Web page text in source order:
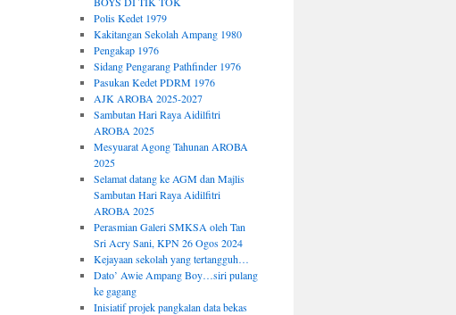
Polis Kedet 1979
Kakitangan Sekolah Ampang 1980
Pengakap 1976
Sidang Pengarang Pathfinder 1976
Pasukan Kedet PDRM 1976
AJK AROBA 2025-2027
Sambutan Hari Raya Aidilfitri
AROBA 2025
Mesyuarat Agong Tahunan AROBA
2025
Selamat datang ke AGM dan Majlis
Sambutan Hari Raya Aidilfitri
AROBA 2025
Perasmian Galeri SMKSA oleh Tan
Sri Acry Sani, KPN 26 Ogos 2024
Kejayaan sekolah yang tertangguh…
Dato’ Awie Ampang Boy…siri pulang
ke gagang
Inisiatif projek pangkalan data bekas